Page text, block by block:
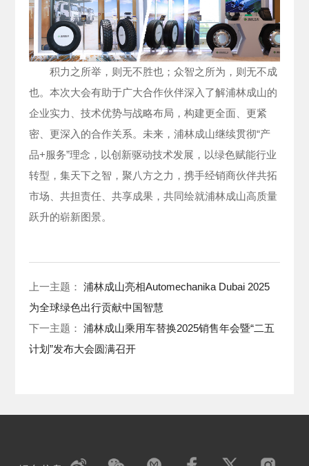
积力之所举，则无不胜也；众智之所为，则无不成
也。本次大会有助于广大合作伙伴深入了解浦林成山的
企业实力、技术优势与战略布局，构建更全面、更紧
密、更深入的合作关系。未来，浦林成山继续贯彻“产
品+服务”理念，以创新驱动技术发展，以绿色赋能行业
转型，集天下之智，聚八方之力，携手经销商伙伴共拓
市场、共担责任、共享成果，共同绘就浦林成山高质量
跃升的崭新图景。
上一主题：浦林成山亮相Automechanika Dubai 2025
为全球绿色出行贡献中国智慧
下一主题：浦林成山乘用车替换2025销售年会暨“二五
计划”发布大会圆满召开